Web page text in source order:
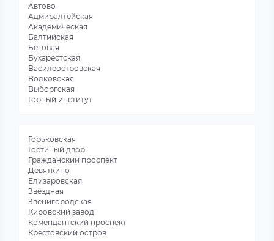
Автово
Адмиралтейская
Академическая
Балтийская
Беговая
Бухарестская
Василеостровская
Волковская
Выборгская
Горный институт
Горьковская
Гостиный двор
Гражданский проспект
Девяткино
Елизаровская
Звёздная
Звенигородская
Кировский завод
Комендантский проспект
Крестовский остров